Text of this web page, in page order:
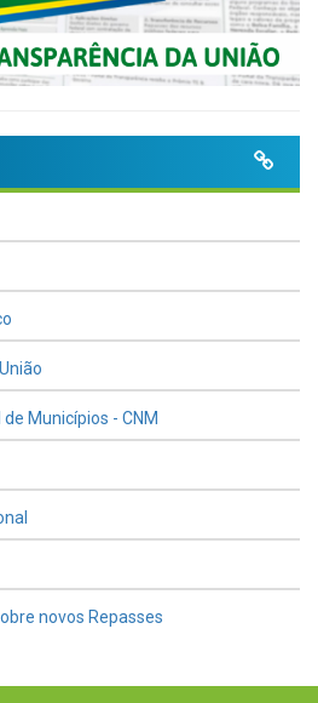
Municípios - CNM
novos Repasses